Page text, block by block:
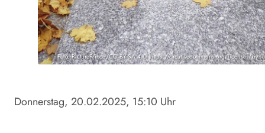
Foto: PicturePrince/CC BY-SA 4.0 (https://creativecommons.org/licenses/by-
Donnerstag, 20.02.2025, 15:10 Uhr